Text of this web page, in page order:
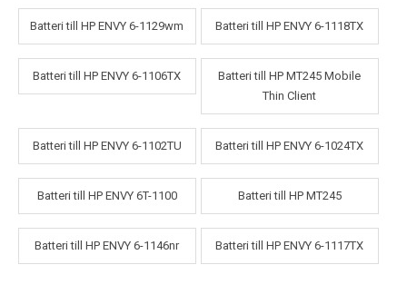
Batteri till HP ENVY 6-1129wm Batteri till HP ENVY 6-1118TX
Batteri till HP ENVY 6-1106TX
Batteri till HP MT245 Mobile
Thin Client
Batteri till HP ENVY 6-1102TU Batteri till HP ENVY 6-1024TX
Batteri till HP ENVY 6T-1100 Batteri till HP MT245
Batteri till HP ENVY 6-1146nr Batteri till HP ENVY 6-1117TX